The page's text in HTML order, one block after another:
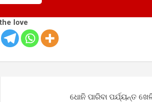
love
ଧୋନି ପାରିବା ପର୍ଯ୍ୟନ୍ତ